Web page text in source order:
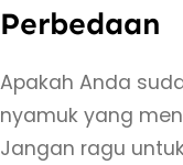
Perbedaan
Apakah Anda
nyamuk yang
Jangan ragu